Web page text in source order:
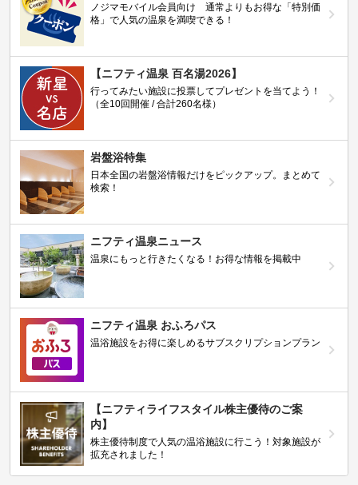
ノジマモバイル会員向け 通常よりもお得な「特別価
格」で人気の温泉を満喫できる！
【ニフティ温泉 百名湯2026】
行ってみたい施設に投票してプレゼントを当てよう！
（全10回開催 / 合計260名様）
岩盤浴特集
日本全国の岩盤浴情報だけをピックアップ。まとめて
検索！
ニフティ温泉ニュース
温泉にもっと行きたくなる！お得な情報を掲載中
ニフティ温泉 おふろパス
温浴施設をお得に楽しめるサブスクリプションプラン
【ニフティライフスタイル株主優待のご案
内】
株主優待制度で人気の温浴施設に行こう！対象施設が
拡充されました！